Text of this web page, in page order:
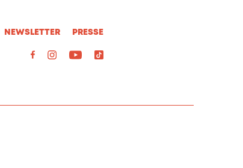
NEWSLETTER PRESSE